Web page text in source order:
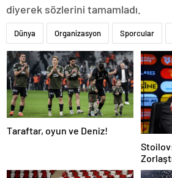
diyerek sözlerini tamamladı.
Dünya Organizasyon Sporcular
Taraftar, oyun ve Deniz!